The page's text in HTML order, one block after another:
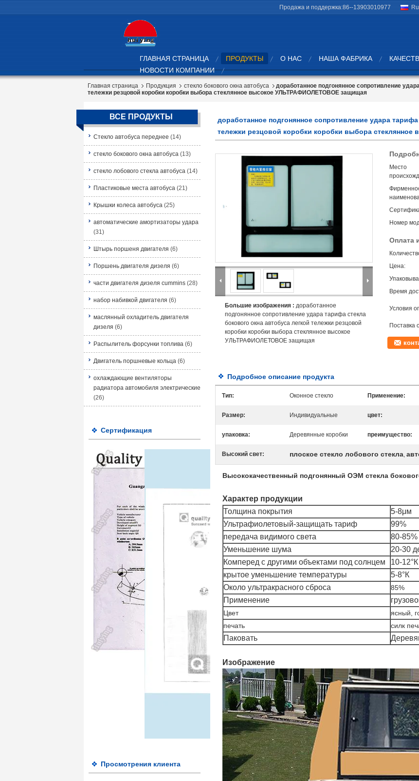
Продажа и поддержка:86--13903010977
ГЛАВНАЯ СТРАНИЦА ПРОДУКТЫ О НАС НАША ФАБРИКА
НОВОСТИ КОМПАНИИ
Главная страница Продукция стекло бокового окна автобуса
доработанное подгонянное сопротивление
тележки резцовой коробки коробки выбора стеклянное высокое УЛЬТРАФИОЛЕТОВОЕ защищая
ВСЕ ПРОДУКТЫ
Стекло автобуса переднее (14)
стекло бокового окна автобуса (13)
стекло лобового стекла автобуса (14)
Пластиковые места автобуса (21)
Крышки колеса автобуса (25)
автоматические амортизаторы удара
(31)
Штырь поршеня двигателя (6)
Поршень двигателя дизеля (6)
части двигателя дизеля cummins (28)
набор набивкой двигателя (6)
маслянный охладитель двигателя
дизеля (6)
Распылитель форсунки топлива (6)
Двигатель поршневые кольца (6)
охлаждающие вентиляторы
радиатора автомобиля электрические
(26)
Сертификация
Просмотрения клиента
доработанное подгонянное сопротивление удара
тележки резцовой коробки коробки выбора
Большие изображения : доработанное
подгонянное сопротивление удара тарифа стекла
бокового окна автобуса легкой тележки резцовой
коробки коробки выбора стеклянное высокое
УЛЬТРАФИОЛЕТОВОЕ защищая
Место
Номер
Оплата
Цена:
Время
Условия
Поставка
Подробное описание продукта
Тип: Оконное стекло Применение:
Размер: Индивидуальные цвет:
упаковка: Деревянные коробки преимущество:
Высокий свет: плоское стекло лобового стекла,
Высококачественный подгонянный ОЭМ стекла
Характер продукции
Толщина покрытия
5-8μм
Ультрафиолетовый-защищать тариф
99%
передача видимого света
80-85%
Уменьшение шума
20-30
Комперед с другими объектами под солнцем
10-12°К
крытое уменьшение температуры
5-8°К
Около ультракрасного сброса
85%
Применение
Цвет
ясный,
печать
силк
Паковать
Изображение